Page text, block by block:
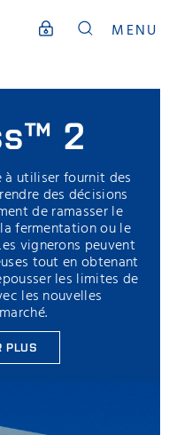
MENU
2
à utiliser fournit des
des décisions
de ramasser le
fermentation ou le
vignerons peuvent
tout en obtenant
les limites de
les nouvelles
PLUS